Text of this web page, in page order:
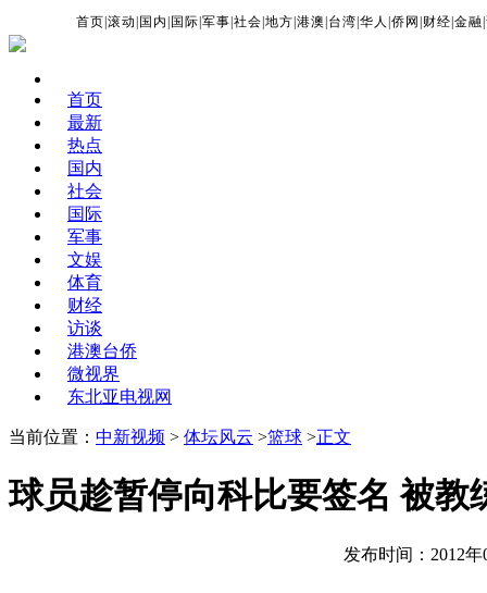
首页 |滚动 国内 国际 |军事 |社会 |地方 |港澳 台湾 |华人 |侨网 财经 |金融 |
首页
最新
热点
国内
社会
国际
军事
文娱
体育
财经
访谈
港澳台侨
微视界
东北亚电视网
当前位置： 中新视频 > 体坛风云 >篮球 >正文
球员趁暂停向科比要签名 被教
发布时间：2012年